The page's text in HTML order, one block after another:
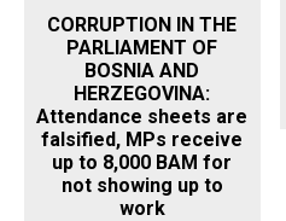
CORRUPTION IN THE
PARLIAMENT OF
BOSNIA AND
HERZEGOVINA:
Attendance sheets are
falsified, MPs receive
up to 8,000 BAM for
not showing up to
work